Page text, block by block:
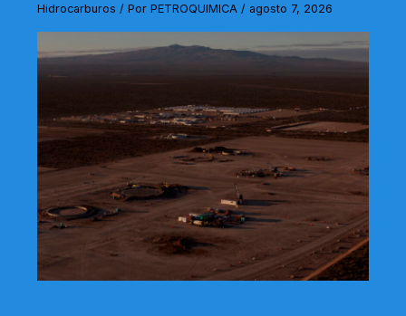
Hidrocarburos / PorPETROQUIMICA / agosto 7, 2026